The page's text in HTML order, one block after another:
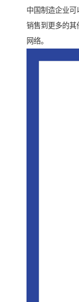
中国制造企业
销售到更多的其
网络。